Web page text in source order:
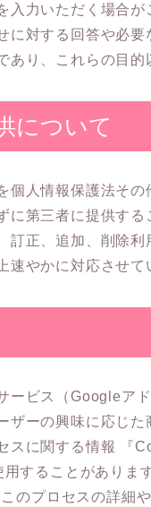
力いただく場合が
に対する回答や必
あり、これらの目的
について
個人情報保護法そ
第三者に提供する
訂正、追加、削除
やかに対応させて
ービス（Googleア
ザーの興味に応じ
スに関する情報 『
することがあります
のプロセスの詳細